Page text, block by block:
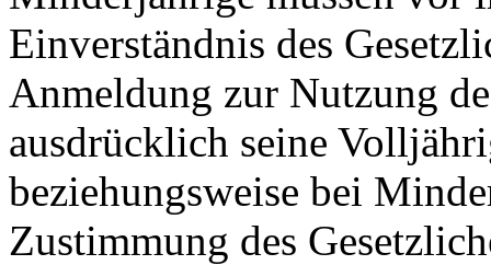
Einverständnis des
Anmeldung zur Nutzung
ausdrücklich seine
beziehungsweise bei
Zustimmung des